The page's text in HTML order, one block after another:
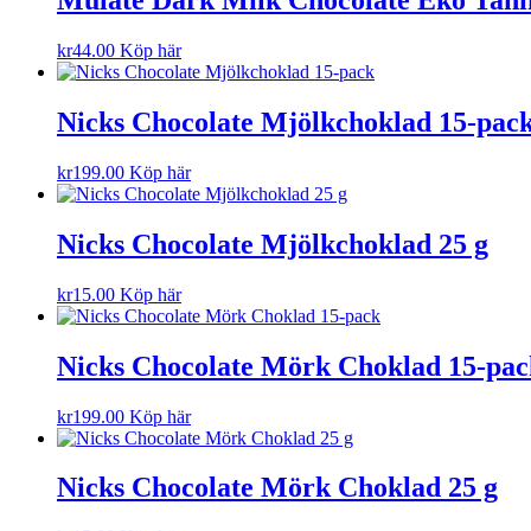
kr44.00 Köp här
Nicks Chocolate Mjölkchoklad 15-
kr199.00 Köp här
Nicks Chocolate Mjölkchoklad 25 g
kr15.00 Köp här
Nicks Chocolate Mörk Choklad 15-
kr199.00 Köp här
Nicks Chocolate Mörk Choklad 25 g